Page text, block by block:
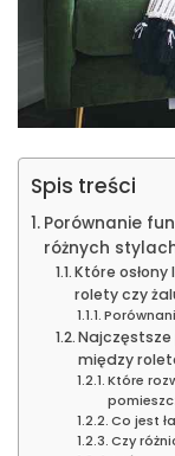
Spis treści
Porównanie
różnych
Które
rolety czy
między
Które
Co jest
Czy